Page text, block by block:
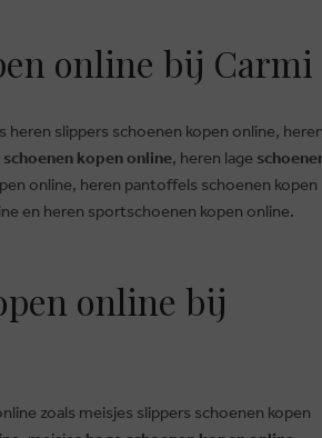
online bij Carmi
heren slippers schoenen kopen online, heren
schoenen kopen online, heren lage
online, heren pantoffels schoenen kopen
en heren sportschoenen kopen online.
online bij
zoals meisjes slippers schoenen kopen